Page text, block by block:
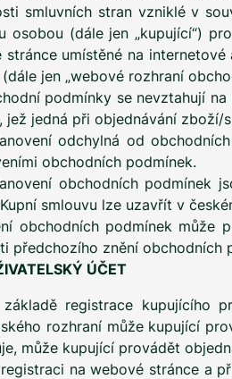
smluvních stran vzniklé v
osobou (dále jen „kupující“)
stránce umístěné na internetové
jen „webové rozhraní
podmínky se nevztahují
jež jedná při objednávání
odchylná od
obchodních podmínek.
obchodních podmínek
smlouvu lze uzavřít v
obchodních podmínek
předchozího znění obchodních
ÚČET
základě registrace kupujícího
rozhraní může kupující
může kupující provádět
na webové stránce a